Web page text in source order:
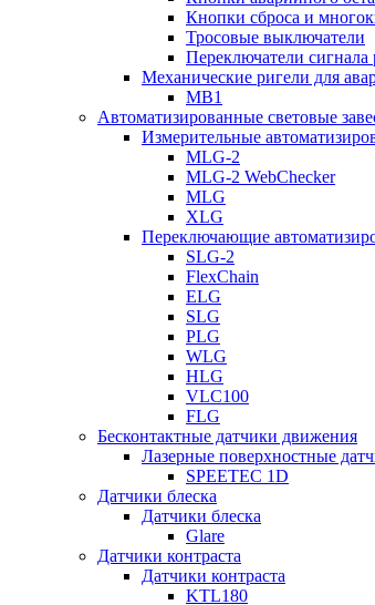
Кнопки сброса и
Тросовые выключатели
Переключатели сигнала
Механические ригели для
MB1
Автоматизированные световые
Измерительные
MLG-2
MLG-2 WebChecker
MLG
XLG
Переключающие
SLG-2
FlexChain
ELG
SLG
PLG
WLG
HLG
VLC100
FLG
Бесконтактные датчики движения
Лазерные поверхностные
SPEETEC 1D
Датчики блеска
Датчики блеска
Glare
Датчики контраста
Датчики контраста
KTL180